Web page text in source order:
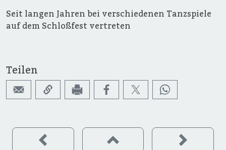
Seit langen Jahren bei verschiedenen Tanzspiele
auf dem Schloßfest vertreten
Teilen